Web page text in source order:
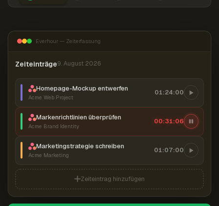
Everhour — Zeiterfassung
Zeiteinträge9. August 2026
Homepage-Mockup entwerfen
Acme Web Project
01:24:00
Markenrichtlinien überprüfen
Acme Brand Identity
00:31:07
Marketingstrategie schreiben
Acme Marketing
01:07:00
Zeiteintrag hinzufügen